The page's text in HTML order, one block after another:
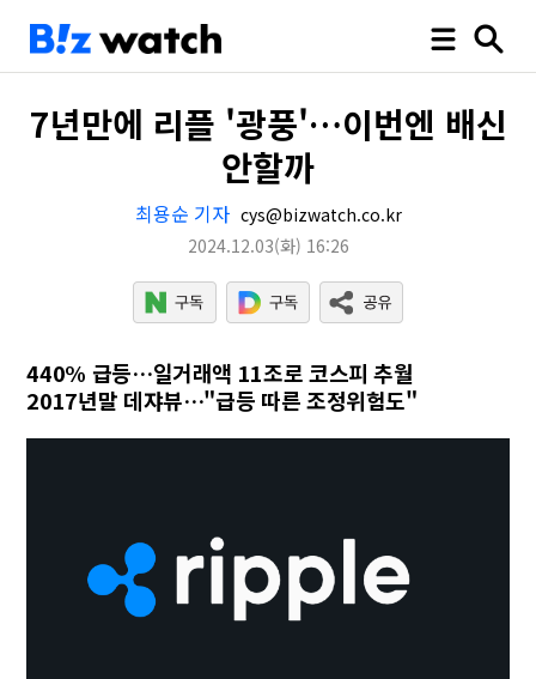
7년만에 리플 '광풍'…이번엔 배신
안할까
최용순 기자 cys@bizwatch.co.kr
2024.12.03(화) 16:26
440% 급등…일거래액 11조로 코스피 추월
2017년말 데쟈뷰…"급등 따른 조정위험도"